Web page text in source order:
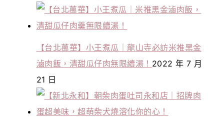
【台北萬華】小王煮瓜｜龍山寺必訪米推黑金
滷肉飯，清甜瓜仔肉無限續湯！ 2022 年 7 月
21 日